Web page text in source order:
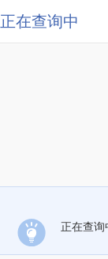
正在查询中
正在查询